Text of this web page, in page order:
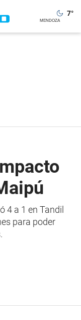
7°
4 a 1 en Tandil
para poder